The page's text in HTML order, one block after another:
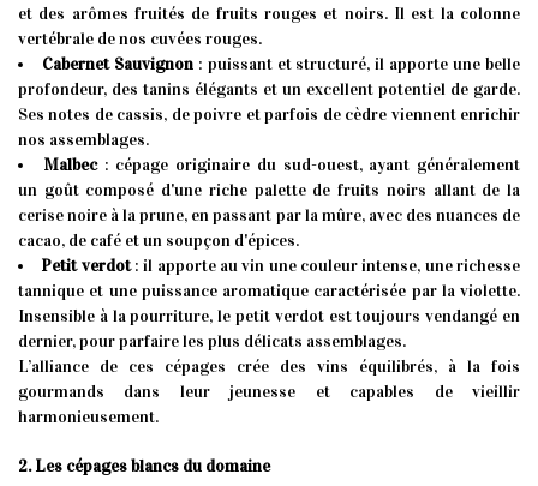
et des arômes fruités de fruits rouges et noirs. Il est la colonne
vertébrale de nos cuvées rouges.
Cabernet Sauvignon: puissant et structuré, il apporte une belle
profondeur, des tanins élégants et un excellent potentiel de garde.
Ses notes de cassis, de poivre et parfois de cèdre viennent enrichir
nos assemblages.
Malbec : cépage originaire du sud-ouest, ayant généralement
un goût composé d'une riche palette de fruits noirs allant de la
cerise noire à la prune, en passant par la mûre, avec des nuances de
cacao, de café et un soupçon d'épices.
Petit verdot: il apporte au vin une couleur intense, une richesse
tannique et une puissance aromatique caractérisée par la violette.
Insensible à la pourriture, le petit verdot est toujours vendangé en
dernier, pour parfaire les plus délicats assemblages.
L’alliance de ces cépages crée des vins équilibrés, à la fois
gourmands dans leur jeunesse et capables de vieillir
harmonieusement.
2. Les cépages blancs du domaine